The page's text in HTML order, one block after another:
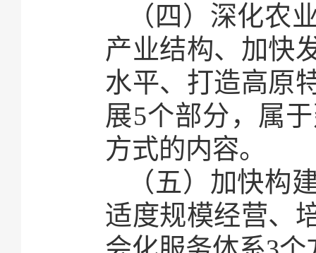
（四）深化农
产业结构、加快
水平、打造高原
展5个部分，属
方式的内容。
（五）加快构
适度规模经营、